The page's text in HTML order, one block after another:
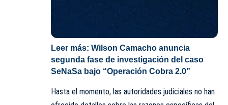
Leer más: Wilson Camacho anuncia
segunda fase de investigación del caso
SeNaSa bajo “Operación Cobra 2.0”
Hasta el momento, las autoridades judiciales no han